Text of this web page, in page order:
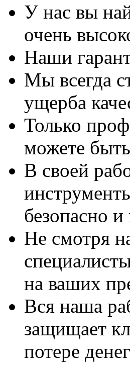
У нас вы
очень
Наши
Мы всегда
ущерба
Только
можете
В своей
безопасно
Не смотря
на ваших
Вся наша
защищает
потере